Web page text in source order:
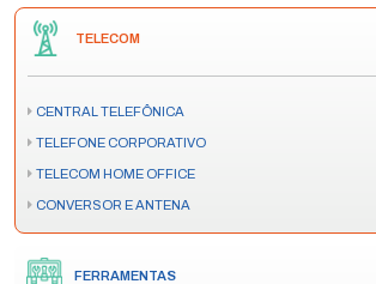
TELECOM
CENTRAL TELEFÔNICA
TELEFONE CORPORATIVO
TELECOM HOME OFFICE
CONVERSOR E ANTENA
FERRAMENTAS